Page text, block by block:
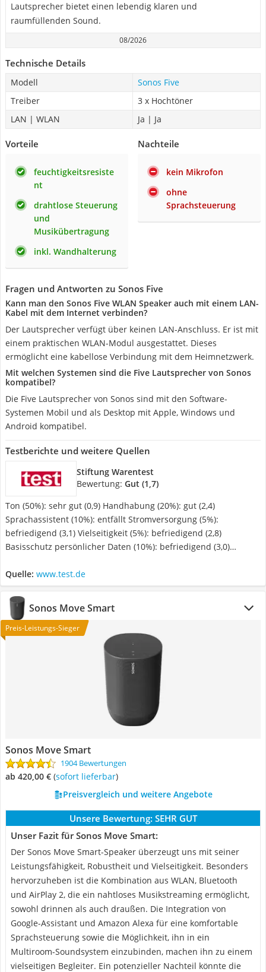
Lautsprecher bietet einen lebendig klaren und
raumfüllenden Sound.
08/2026
Technische Details
Modell
Sonos Five
Treiber
3 x Hochtöner
LAN | WLAN
Ja | Ja
Vorteile
feuchtigkeitsresiste
nt
drahtlose Steuerung
und
Musikübertragung
inkl. Wandhalterung
Nachteile
kein Mikrofon
ohne
Sprachsteuerung
Fragen und Antworten zu Sonos Five
Kann man den Sonos Five WLAN Speaker auch mit einem LAN-
Kabel mit dem Internet verbinden?
Der Lautsprecher verfügt über keinen LAN-Anschluss. Er ist mit
einem praktischen WLAN-Modul ausgestattet. Dieses
ermöglicht eine kabellose Verbindung mit dem Heimnetzwerk.
Mit welchen Systemen sind die Five Lautsprecher von Sonos
kompatibel?
Die Five Lautsprecher von Sonos sind mit den Software-
Systemen Mobil und als Desktop mit Apple, Windows und
Android kompatibel.
Testberichte und weitere Quellen
Stiftung Warentest
Bewertung: Gut (1,7)
Ton (50%): sehr gut (0,9) Handhabung (20%): gut (2,4)
Sprachassistent (10%): entfällt Stromversorgung (5%):
befriedigend (3,1) Vielseitigkeit (5%): befriedigend (2,8)
Basisschutz persönlicher Daten (10%): befriedigend (3,0)
Quelle: www.test.de
Sonos Move Smart
Preis-Leistungs-Sieger
Sonos Move Smart
1904 Bewertungen
ab 420,00 € ( Sofort lieferbar)
Preisvergleich und weitere Angebote
Unsere Bewertung: SEHR GUT
Unser Fazit für Sonos Move Smart:
Der Sonos Move Smart-Speaker überzeugt uns mit seiner
Leistungsfähigkeit, Robustheit und Vielseitigkeit. Besonders
hervorzuheben ist die Kombination aus WLAN, Bluetooth
und AirPlay 2, die ein nahtloses Musikstreaming ermöglicht,
sowohl drinnen als auch draußen. Die Integration von
Google-Assistant und Amazon Alexa für eine komfortable
Sprachsteuerung sowie die Möglichkeit, ihn in ein
Multiroom-Soundsystem einzubinden, machen ihn zu einem
vielseitigen Begleiter. Ein potenzieller Nachteil könnte die